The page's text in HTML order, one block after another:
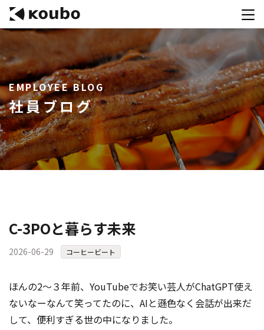
サービス
会社案内
実績紹介
採用情報
資料ダウンロード
コンテストを主催される方へ
公募運営SaaS 「Kouboプランナー」
事例紹介
事務局アウトソーシング
EMPLOYEE BLOG
社員ブログ
C-3POと暮らす未来
2026-06-29 コーヒービート
ほんの2〜３年前、YouTubeでお笑い芸人がChatGPT使え
ないなーなんて笑ってたのに、AIと遜色なく会話が出来だ
して、便利すぎる世の中になりました。